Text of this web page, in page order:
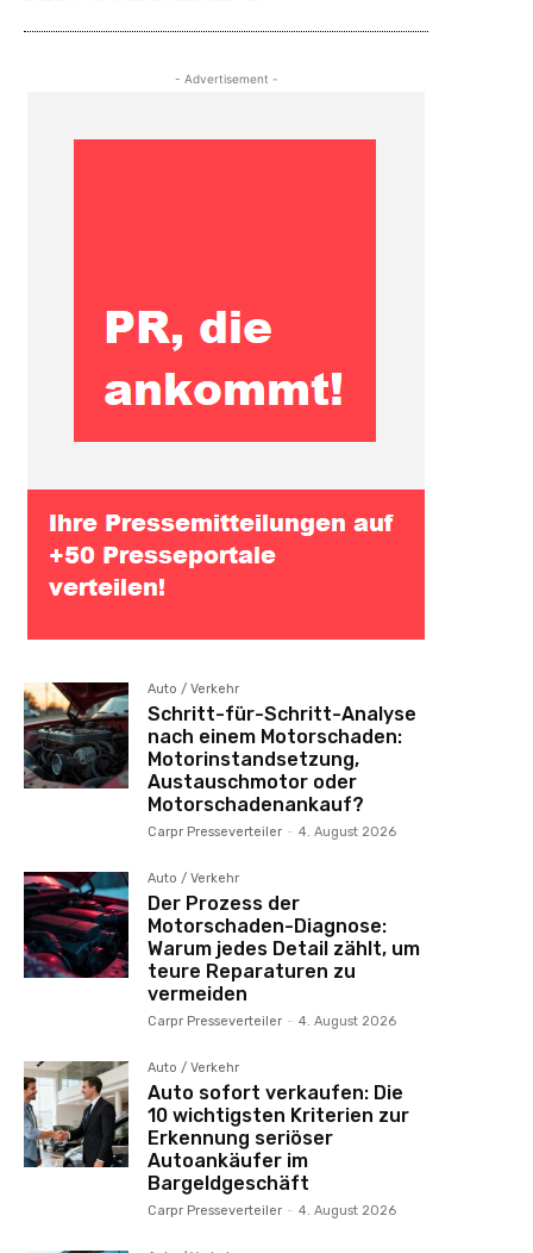
- Advertisement -
Auto / Verkehr
Schritt-für-Schritt-Analyse
nach einem Motorschaden:
Motorinstandsetzung,
Austauschmotor oder
Motorschadenankauf?
Carpr Presseverteiler - 4. August 2026
Auto / Verkehr
Der Prozess der
Motorschaden-Diagnose:
Warum jedes Detail zählt, um
teure Reparaturen zu
vermeiden
Carpr Presseverteiler - 4. August 2026
Auto / Verkehr
Auto sofort verkaufen: Die
10 wichtigsten Kriterien zur
Erkennung seriöser
Autoankäufer im
Bargeldgeschäft
Carpr Presseverteiler - 4. August 2026